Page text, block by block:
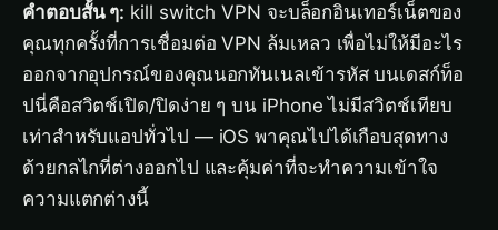
คำตอบสั้น ๆ: kill switch VPN จะบล็อกอินเทอร์เน็ตของ
คุณทุกครั้งที่การเชื่อมต่อ VPN ล้มเหลว เพื่อไม่ให้มีอะไร
ออกจากอุปกรณ์ของคุณนอกทันเนลเข้ารหัส บนเดสก์ท็อ
ปนี่คือสวิตช์เปิด/ปิดง่าย ๆ บน iPhone ไม่มีสวิตช์เทียบ
เท่าสำหรับแอปทั่วไป — iOS พาคุณไปได้เกือบสุดทาง
ด้วยกลไกที่ต่างออกไป และคุ้มค่าที่จะทำความเข้าใจ
ความแตกต่างนี้